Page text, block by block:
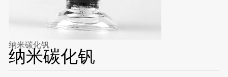
纳米碳化钒
纳米碳化钒